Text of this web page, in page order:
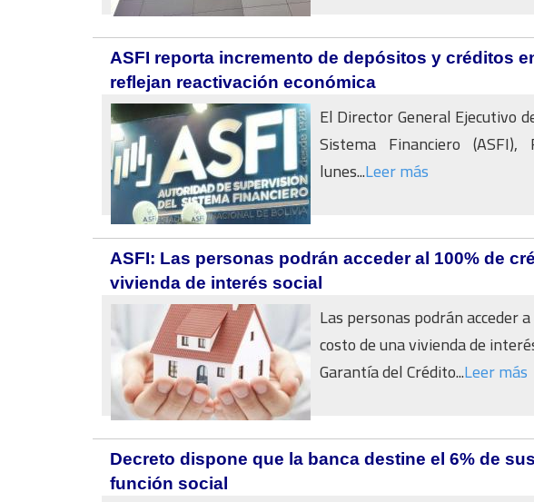
ASFI reporta incremento de depósitos y créditos
reflejan reactivación económica
El Director General Ejecutivo
Sistema Financiero
lunes...Leer más
ASFI: Las personas podrán acceder al 100% de
vivienda de interés social
Las personas podrán acceder
costo de una vivienda de
Garantía del Crédito...Leer más
Decreto dispone que la banca destine el 6% de
función social